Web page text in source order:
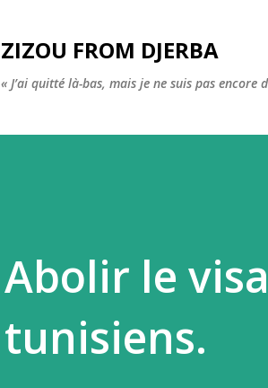
ZIZOU FROM DJERBA
« J’ai quitté là-bas, mais je ne suis pas encore
Abolir le
tunisiens.